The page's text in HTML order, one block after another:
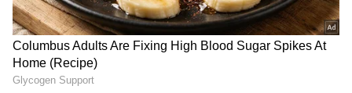
ಹಿಂದಿನ ಟೈಪ್-ಎ ಮತ್ತು ಟೈಪ್-ಬಿ ಚಾರ್ಜರ್‌ಗಳಿಗೆ ಅವುಗಳ
ಪೀಳಿಗೆಯ ಸಂಖ್ಯೆ ಮತ್ತು ಆಕಾರದ ಆಧಾರದ ಮೇಲೆ
ಹೆಸರಿಡಲಾಗಿತ್ತು.